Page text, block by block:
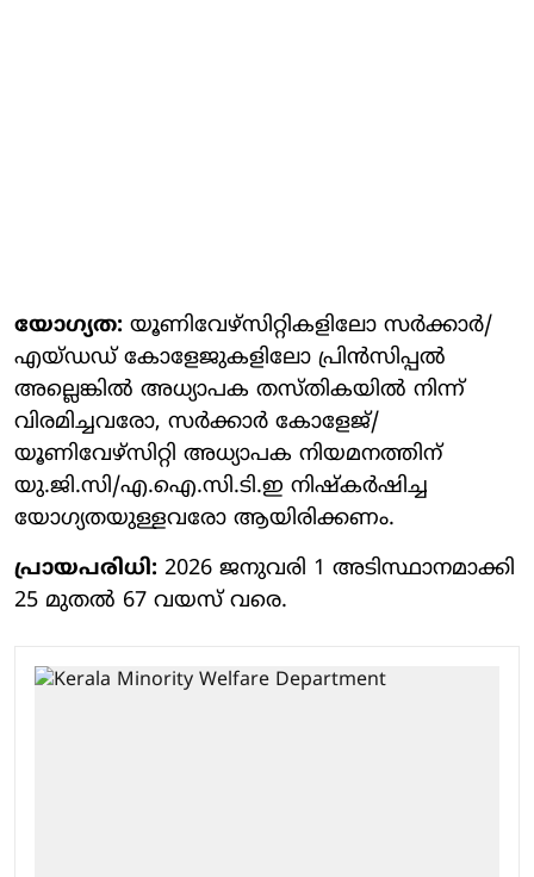
യോഗ്യത: യൂണിവേഴ്‌സിറ്റികളിലോ സർക്കാർ/
എയ്ഡഡ് കോളേജുകളിലോ പ്രിൻസിപ്പൽ
അല്ലെങ്കിൽ അധ്യാപക തസ്തികയിൽ നിന്ന്
വിരമിച്ചവരോ, സർക്കാർ കോളേജ്/
യൂണിവേഴ്‌സിറ്റി അധ്യാപക നിയമനത്തിന്
യു.ജി.സി/എ.ഐ.സി.ടി.ഇ നിഷ്‌കർഷിച്ച
യോഗ്യതയുള്ളവരോ ആയിരിക്കണം.
പ്രായപരിധി: 2026 ജനുവരി 1 അടിസ്ഥാനമാക്കി
25 മുതൽ 67 വയസ് വരെ.